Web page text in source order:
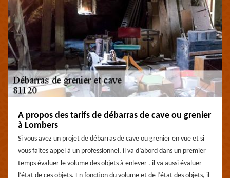
A propos des tarifs de débarras de cave ou grenier
à Lombers
Si vous avez un projet de débarras de cave ou grenier en vue et si
vous faites appel à un professionnel, il va d’abord dans un premier
temps évaluer le volume des objets à enlever . il va aussi évaluer
l‘état de ces objets. En fonction du volume et de l’état des objets, il